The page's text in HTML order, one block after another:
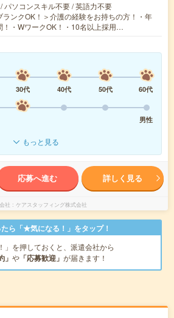
パソコンスキル不要 / 英語力不要
ランクOK！＞介護の経験をお持ちの方！・年
！・WワークOK！・10名以上採用…
30代 40代 50代
60代
男性
もっと見る
応募へ進む 詳しく見る
社 ケアスタッフィング株式会社
ら「★気になる！」をタップ！
」を押しておくと、派遣会社から
」 や 「応募歓迎」 が届きます！